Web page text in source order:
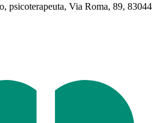
psicoterapeuta, Via Roma, 89, 83044